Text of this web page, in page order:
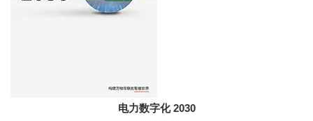
电力数字化 2030